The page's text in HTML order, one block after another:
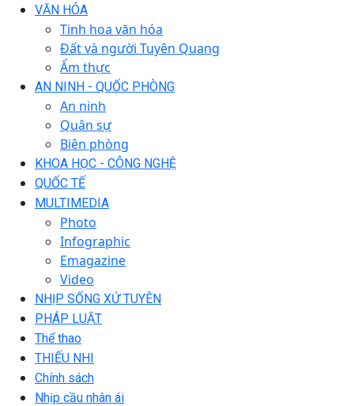
VĂN HÓA
Tinh hoa văn hóa
Đất và người Tuyên Quang
Ẩm thực
AN NINH - QUỐC PHÒNG
An ninh
Quân sự
Biên phòng
KHOA HỌC - CÔNG NGHỆ
QUỐC TẾ
MULTIMEDIA
Photo
Infographic
Emagazine
Video
NHỊP SỐNG XỨ TUYÊN
PHÁP LUẬT
Thể thao
THIẾU NHI
Chính sách
Nhịp cầu nhân ái